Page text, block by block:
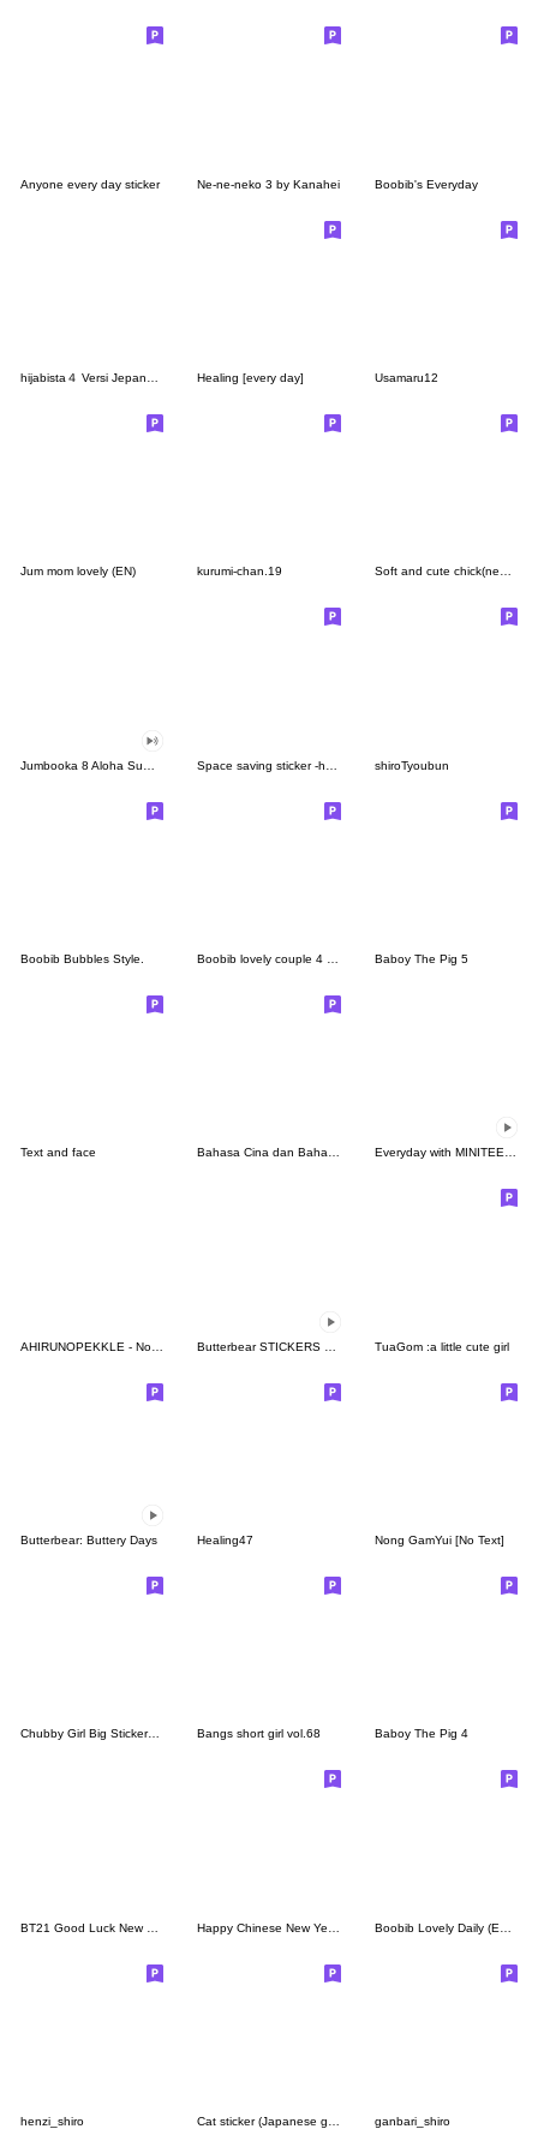
Anyone every day sticker Ne-ne-neko 3 by Kanahei Boobib's Everyday
Healing [every day] Usamaru12
Jum mom lovely (EN) kurumi-chan.19 Soft and cute chick(new life)
shiroTyoubun
Boobib Bubbles Style. Baboy The Pig 5
Text and face Bahasa Cina dan Bahasa Indonesia Everyday with MINITEEN by SEVENTEEN
TuaGom :a little cute girl
Butterbear: Buttery Days Healing47 Nong GamYui [No Text]
Chubby Girl Big Stickers (EN) Bangs short girl vol.68 Baboy The Pig 4
henzi_shiro ganbari_shiro